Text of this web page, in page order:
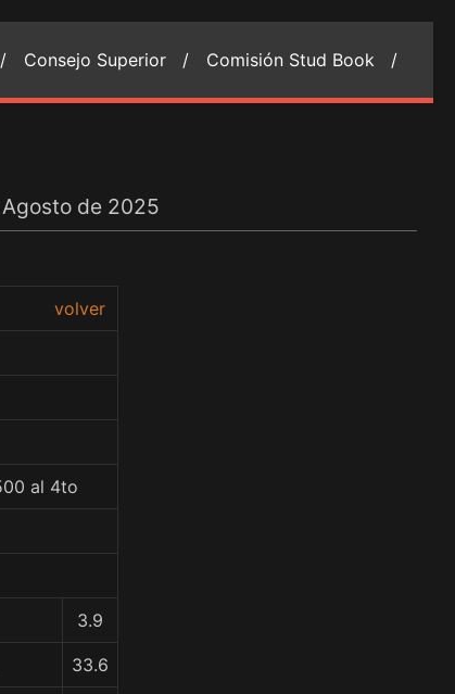
Consejo Superior / Comisión Stud Book /
de 2025
volver
al 4to
3.9
33.6